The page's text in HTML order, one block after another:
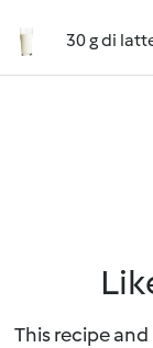
30 g di
This recipe